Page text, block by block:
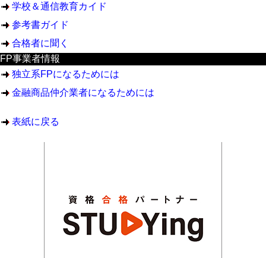
学校＆通信教育カイド
参考書ガイド
合格者に聞く
FP事業者情報
独立系FPになるためには
金融商品仲介業者になるためには
表紙に戻る